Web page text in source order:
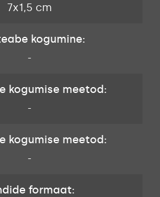
7x1,5 cm
kogumine:
-
kogumise meetod:
-
kogumise meetod:
-
formaat: